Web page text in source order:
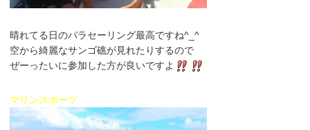
晴れてる日のパラセーリング最高ですね^_^
空から綺麗なサンゴ礁が見れたりするので
ぜーったいに参加した方が良いですよ
マリンスポーツ